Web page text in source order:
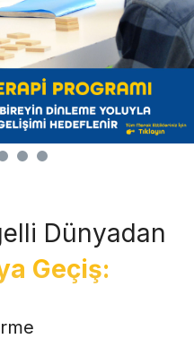
Dünyadan
Geçiş: